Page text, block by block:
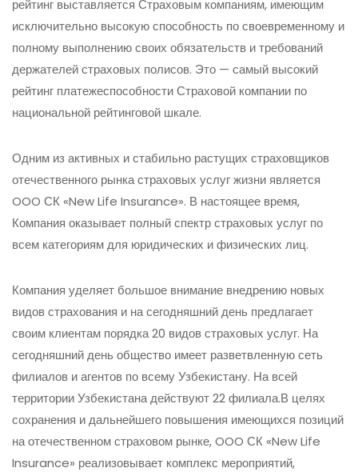
рейтинг выставляется Страховым компаниям, имеющим
исключительно высокую способность по своевременному и
полному выполнению своих обязательств и требований
держателей страховых полисов. Это — самый высокий
рейтинг платежеспособности Страховой компании по
национальной рейтинговой шкале.
Одним из активных и стабильно растущих страховщиков
отечественного рынка страховых услуг жизни является
OOO СК «New Life Insurance». В настоящее время,
Компания оказывает полный спектр страховых услуг по
всем категориям для юридических и физических лиц.
Компания уделяет большое внимание внедрению новых
видов страхования и на сегодняшний день предлагает
своим клиентам порядка 20 видов страховых услуг. На
сегодняшний день общество имеет разветвленную сеть
филиалов и агентов по всему Узбекистану. На всей
территории Узбекистана действуют 22 филиала.В целях
сохранения и дальнейшего повышения имеющихся позиций
на отечественном страховом рынке, OOO СК «New Life
Insurance» реализовывает комплекс мероприятий,